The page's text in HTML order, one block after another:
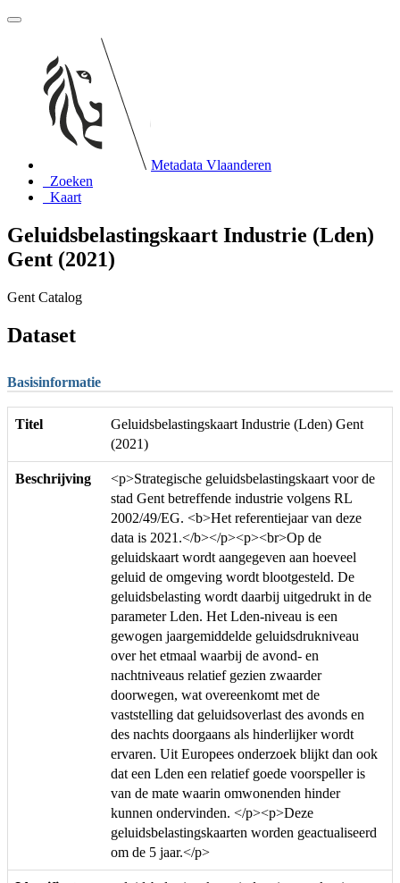
Metadata Vlaanderen
Zoeken
Kaart
Geluidsbelastingskaart Industrie (Lden)
Gent (2021)
Gent Catalog
Dataset
Basisinformatie
Titel
Geluidsbelastingskaart Industrie (Lden) Gent
(2021)
Beschrijving
<p>Strategische geluidsbelastingskaart voor de
stad Gent betreffende industrie volgens RL
2002/49/EG. <b>Het referentiejaar van deze
data is 2021.</b></p><p><br>Op de
geluidskaart wordt aangegeven aan hoeveel
geluid de omgeving wordt blootgesteld. De
geluidsbelasting wordt daarbij uitgedrukt in de
parameter Lden. Het Lden-niveau is een
gewogen jaargemiddelde geluidsdrukniveau
over het etmaal waarbij de avond- en
nachtniveaus relatief gezien zwaarder
doorwegen, wat overeenkomt met de
vaststelling dat geluidsoverlast des avonds en
des nachts doorgaans als hinderlijker wordt
ervaren. Uit Europees onderzoek blijkt dan ook
dat een Lden een relatief goede voorspeller is
van de mate waarin omwonenden hinder
kunnen ondervinden. </p><p>Deze
geluidsbelastingskaarten worden geactualiseerd
om de 5 jaar.</p>